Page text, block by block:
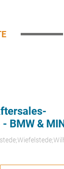
BMW &